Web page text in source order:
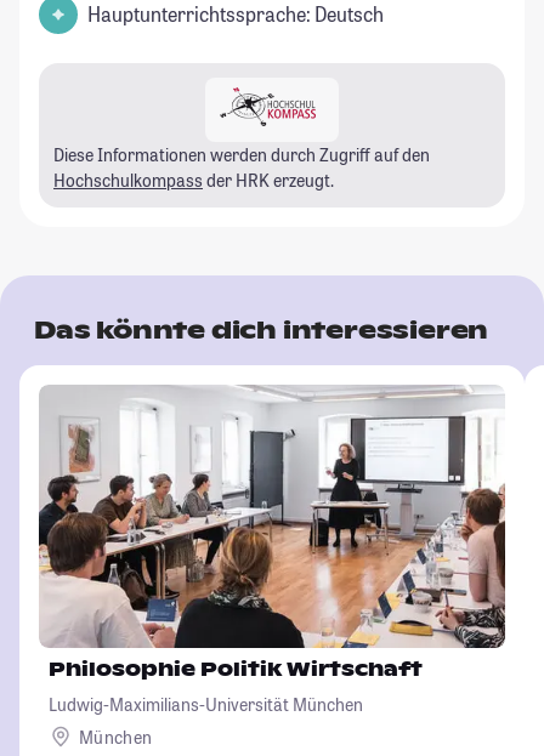
Hauptunterrichtssprache: Deutsch
Diese Informationen werden durch Zugriff auf den
Hochschulkompass der HRK erzeugt.
Das könnte dich interessieren
Philosophie Politik Wirtschaft
Ludwig-Maximilians-Universität München
München